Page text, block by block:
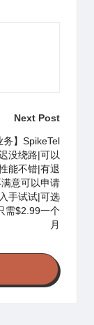
Next Post
务】SpikeTel
没绕路|可以
能不错|有退
意可以申请
手试试|可选
需$2.99一个
月